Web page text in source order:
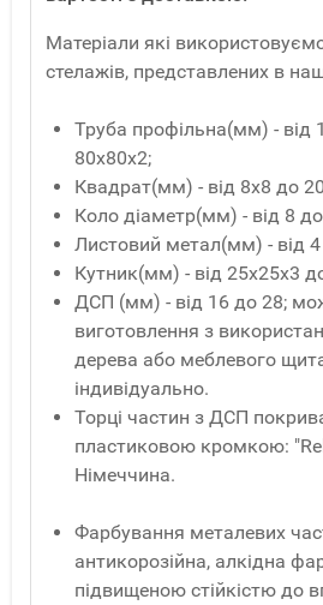
Матеріали які
стелажів, представлених в
Труба профільна(мм) - від
80x80x2;
Квадрат(мм) - від 8x8 до
Коло діаметр(мм) - від 8
Листовий метал(мм) - від
Кутник(мм) - від 25x25x3
ДСП (мм) - від 16 до 28;
виготовлення з
дерева або меблевого
індивідуально.
Торці частин з ДСП
пластиковою кромкою:
Німеччина.
Фарбування металевих
антикорозійна, алкідна
підвищеною стійкістю до